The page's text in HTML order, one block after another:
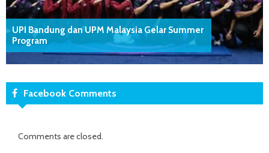
UPI Bandung dan UPM Malaysia Gelar Summer
Program
Facebook Comments
Comments are closed.